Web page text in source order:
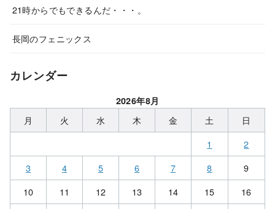
21時からでもできるんだ・・・。
長岡のフェニックス
カレンダー
2026年8月
月 火 水 木 金 土
日
1
2
3
4 5 6 7 8
9
10
11 12 13 14 15
16